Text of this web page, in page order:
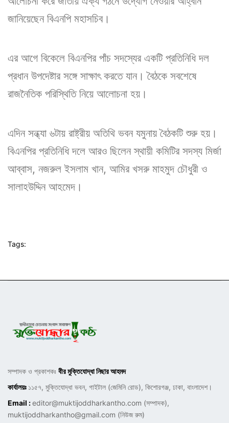
জানিয়েছেন বিএনপি মহাসচিব।
এর আগে বিকেলে বিএনপির পাঁচ সদস্যের একটি প্রতিনিধি দল
প্রধান উপদেষ্টার সঙ্গে সাক্ষাৎ করতে যান। বৈঠকে সবশেষে
রাজনৈতিক পরিস্থিতি নিয়ে আলোচনা হয়।
এদিন সন্ধ্যা ৬টায় রাষ্ট্রীয় অতিথি ভবন যমুনায় বৈঠকটি শুরু হয়।
বিএনপির প্রতিনিধি দলে আরও ছিলেন স্থায়ী কমিটির সদস্য মির্জা
আব্বাস, নজরুল ইসলাম খান, আমির খসরু মাহমুদ চৌধুরী ও
সালাহউদ্দিন আহমেদ।
Tags:
সম্পাদক ও প্রকাশকঃ বীর মুক্তিযোদ্ধা নিছার আহমদ
কার্যালয়ঃ ১১৫৭, মুক্তিযোদ্ধা ভবন, গাইটাল (জেমিনি রোড), কিশোরগঞ্জ, ঢাকা, বাংলাদেশ।
Email :editor@muktijoddharkantho.com (সম্পাদক),
muktijoddharkantho@gmail.com (নিউজ রুম)